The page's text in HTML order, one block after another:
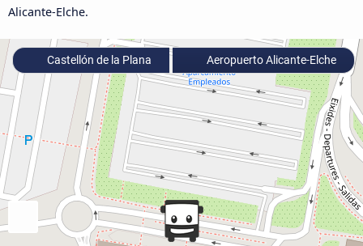
Alicante-Elche.
Castellón de la Plana Aeropuerto Alicante-Elche